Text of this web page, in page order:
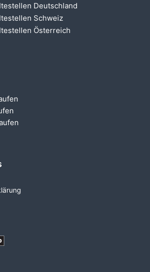
Deutschland
Schweiz
Österreich